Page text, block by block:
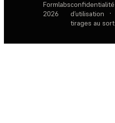
Formlabs
2026
confidentialité
d’utilisation
·
tirages au sort